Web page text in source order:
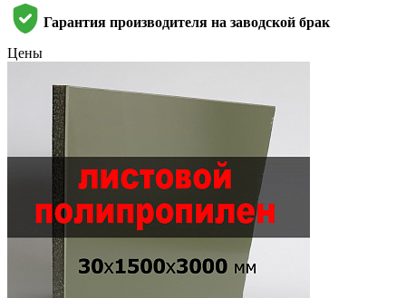
Гарантия производителя на заводской брак
Цены